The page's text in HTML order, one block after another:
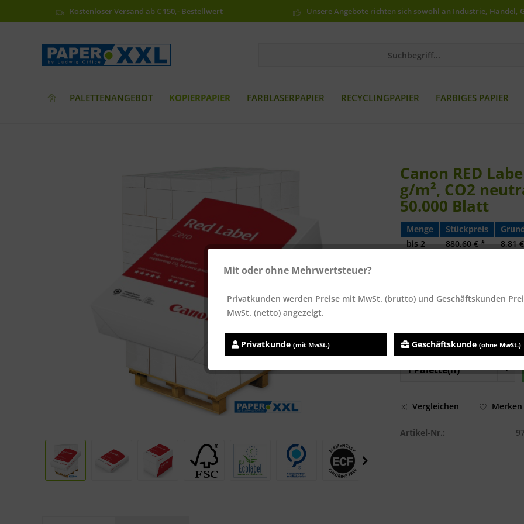
Kostenloser Versand ab € 150,- Bestellwert Unsere Angebote richten sich sowohl an Industrie, Handel,
PALETTENANGEBOT KOPIERPAPIER FARBLASERPAPIER RECYCLINGPAPIER FARBIGES PAPIER
Canon RED
g/m², CO2
50.000 Blatt
Menge Stückpreis
bis 2 880,60 € *
8,81
Inhalt:50000 Blatt
Sofort versandfertig, Lieferzeit
Vergleichen Merken
Artikel-Nr.:
Mit oder ohne Mehrwertsteuer?
Privatkunden werden Preise mit MwSt. (brutto) und Geschäftskunden
MwSt. (netto) angezeigt.
Privatkunde (mit MwSt.) Geschäftskunde (ohne MwSt.)